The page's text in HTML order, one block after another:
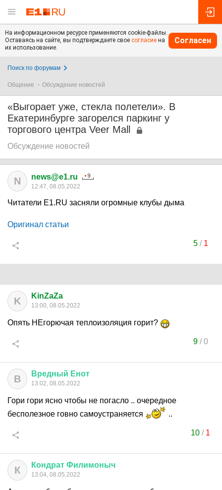
На информационном ресурсе применяются cookie-файлы.
Оставаясь на сайте, вы подтверждаете свое согласие на
их использование.
Согласен
Поиск по форумам
Общение Обсуждение новостей
«Выгорает уже, стекла полетели». В
Екатеринбурге загорелся паркинг у
торгового центра Veer Mall
Обсуждение новостей
N news@e1.ru
12:47, 08.05.2022
Читатели E1.RU засняли огромные клубы дыма
Оригинал статьи
5/ 1
K KinZaZa
13:00, 08.05.2022
Опять НЕгорючая теплоизоляция горит?
9/0
В Вредный Енот
13:02, 08.05.2022
Гори гори ясно чтобы не погасло .. очередное
бесполезное говно самоустраняется
..
10 / 1
К Кондрат Филимоныч
13:04, 08.05.2022